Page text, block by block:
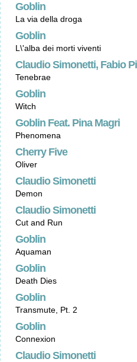
Goblin
La via della droga
Goblin
L\'alba dei morti viventi
Claudio Simonetti, Fabio
Tenebrae
Goblin
Witch
Goblin Feat. Pina Magri
Phenomena
Cherry Five
Oliver
Claudio Simonetti
Demon
Claudio Simonetti
Cut and Run
Goblin
Aquaman
Goblin
Death Dies
Goblin
Transmute, Pt. 2
Goblin
Connexion
Claudio Simonetti